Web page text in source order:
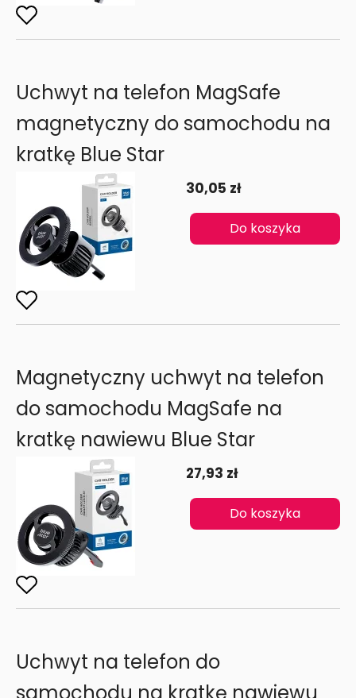
Uchwyt na telefon MagSafe
magnetyczny do samochodu na
kratkę Blue Star
30,05 zł
Do koszyka
Magnetyczny uchwyt na telefon
do samochodu MagSafe na
kratkę nawiewu Blue Star
27,93 zł
Do koszyka
Uchwyt na telefon do